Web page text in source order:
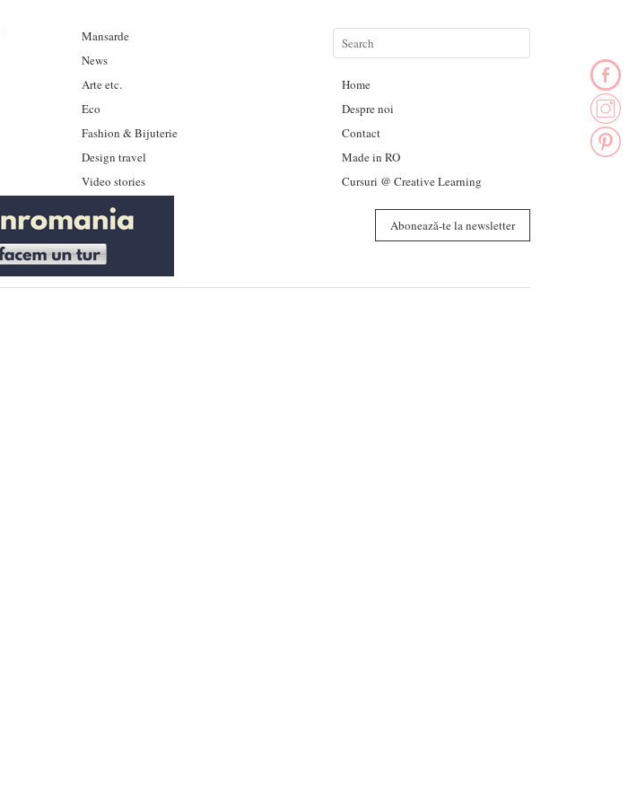
Mansarde
News
Arte etc.
Eco
Fashion & Bijuterie
Design travel
Video stories
Home
Despre noi
Contact
Made in RO
Cursuri @ Creative Learning
Abonează-te la newsletter